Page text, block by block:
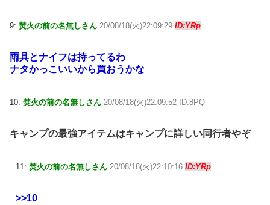
9: 焚火の前の名無しさん 20/08/18(火)22:09:29 ID:YRp
雨具とナイフは持ってるわ
ナタかっこいいから買おうかな
10: 焚火の前の名無しさん 20/08/18(火)22:09:52 ID:8PQ
キャンプの最強アイテムはキャンプに詳しい同行者やぞ
11: 焚火の前の名無しさん 20/08/18(火)22:10:16 ID:YRp
>>10